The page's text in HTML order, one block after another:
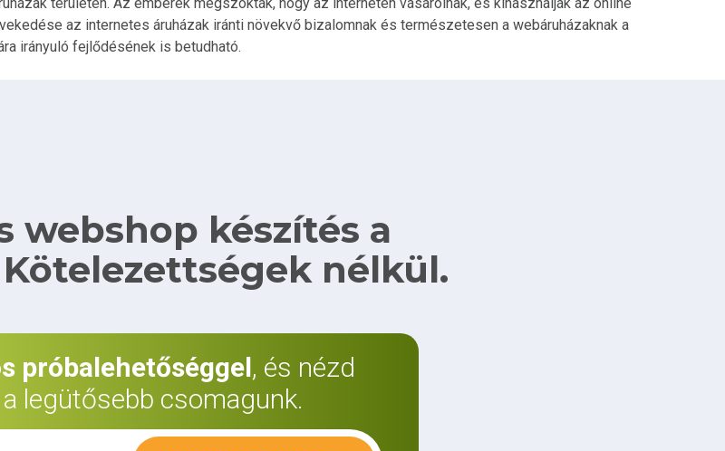
területén. Az emberek megszokták, hogy az interneten vásárolnak, és kihasználják az online
az internetes áruházak iránti növekvő bizalomnak és természetesen a webáruházaknak a
irányuló fejlődésének is betudható.
webshop készítés a
nélkül.
próbalehetőséggel, és nézd
legütősebb csomagunk.